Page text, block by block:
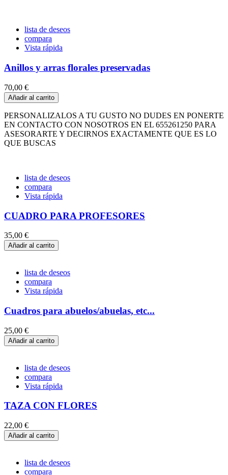
lista de deseos
compara
Vista rápida
Anillos y arras florales preservadas
70,00 €
Añadir al carrito
PERSONALIZALOS A TU GUSTO NO DUDES EN PONERTE
EN CONTACTO CON NOSOTROS EN EL 655261250 PARA
ASESORARTE Y DECIRNOS EXACTAMENTE QUE ES LO
QUE BUSCAS
lista de deseos
compara
Vista rápida
CUADRO PARA PROFESORES
35,00 €
Añadir al carrito
lista de deseos
compara
Vista rápida
Cuadros para abuelos/abuelas, etc...
25,00 €
Añadir al carrito
lista de deseos
compara
Vista rápida
TAZA CON FLORES
22,00 €
Añadir al carrito
lista de deseos
compara